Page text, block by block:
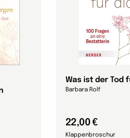
Was ist der Tod
Barbara Rolf
22,00 €
Klappenbroschur